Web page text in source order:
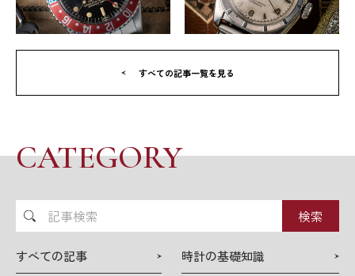
CATEGORY
記
事
検
索
すべての記事 時計の基礎知識
すべての記事一覧を見る